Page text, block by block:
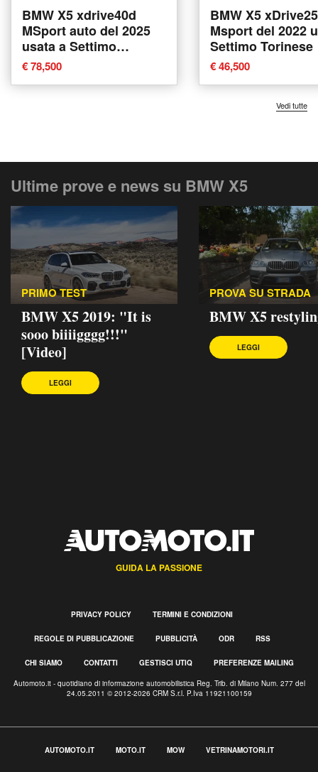
BMW X5 xdrive40d
MSport auto del 2025
usata a Settimo
Torinese
€ 78,500
BMW X5
Msport del 2022
Settimo Torinese
€ 46,500
Vedi tutte
Ultime prove e news su BMW X5
PRIMO TEST
BMW X5 2019: "It is
sooo biiiigggg!!!"
[Video]
LEGGI
PROVA SU STRADA
BMW X5
LEGGI
GUIDA LA PASSIONE
PRIVACY POLICY TERMINI E CONDIZIONI
REGOLE DI PUBBLICAZIONE PUBBLICITÀ ODR RSS
CHI SIAMO CONTATTI GESTISCI UTIQ PREFERENZE MAILING
Automoto.it - quotidiano di informazione automobilistica Reg. Trib. di Milano Num. 277 del
24.05.2011 © 2012-2026 CRM S.r.l. P.Iva 11921100159
AUTOMOTO.IT MOTO.IT MOW VETRINAMOTORI.IT